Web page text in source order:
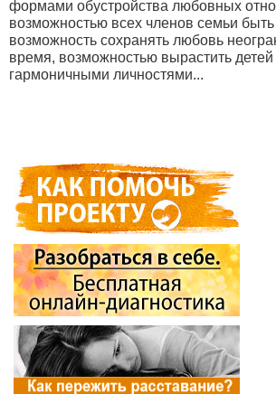
формами обустройства любовных
возможностью всех членов семьи
возможность сохранять любовь
время, возможностью вырастить
гармоничными личностями...